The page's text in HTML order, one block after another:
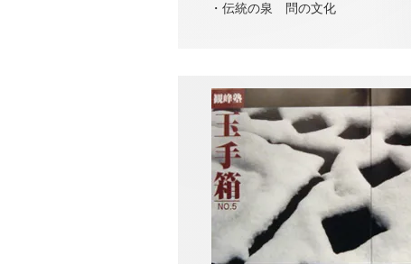
・伝統の泉 問の文化